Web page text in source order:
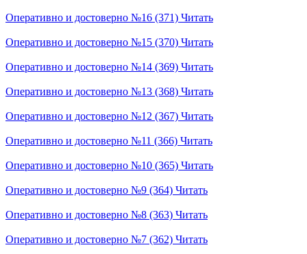
Оперативно и достоверно №16 (371) Читать
Оперативно и достоверно №15 (370) Читать
Оперативно и достоверно №14 (369) Читать
Оперативно и достоверно №13 (368) Читать
Оперативно и достоверно №12 (367) Читать
Оперативно и достоверно №11 (366) Читать
Оперативно и достоверно №10 (365) Читать
Оперативно и достоверно №9 (364) Читать
Оперативно и достоверно №8 (363) Читать
Оперативно и достоверно №7 (362) Читать